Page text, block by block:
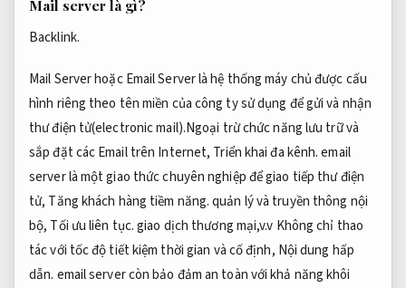
Mail server là gì?
Backlink.
Mail Server hoặc Email Server là hệ thống máy chủ được cấu
hình riêng theo tên miền của công ty sử dụng để gửi và nhận
thư điện tử(electronic mail).Ngoại trừ chức năng lưu trữ và
sắp đặt các Email trên Internet, Triển khai đa kênh.email
server là một giao thức chuyên nghiệp để giao tiếp thư điện
tử, Tăng khách hàng tiềm năng.quản lý và truyền thông nội
bộ, Tối ưu liên tục.giao dịch thương mại,v.v Không chỉ thao
tác với tốc độ tiết kiệm thời gian và cố định, Nội dung hấp
dẫn. email server còn bảo đảm an toàn với khả năng khôi